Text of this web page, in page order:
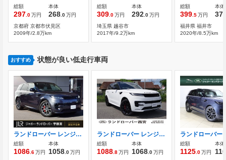
総額
297 .0万円
本体
268 .0万円
京都府 京都市伏見区
2009年/2.8万km
総額
309 .0万円
本体
292 .0万円
埼玉県 越谷市
2017年/9.2万km
総額
399 .5万円
本体
福井県 福井市
2020年/8.5万km
おすすめ 状態が良い低走行車両
ランドローバー レンジローバースポーツ ダイナミック SE 3.0L D300 ディーゼルターボ 4WD 1オ-ナ- スライディングパノラミックル-フ
総額
1086.6万円
本体
1058.0万円
ランドローバー レンジローバースポーツ S 3.0L D300 ディーゼルターボ 4WD パノラマルーフ・ブラックエクステリアパッ
総額
1088.8万円
本体
1068.0万円
総額
1125.0万円
本体